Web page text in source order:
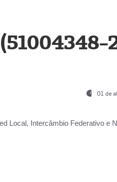
01 de
Local, Intercâmbio Federativo e